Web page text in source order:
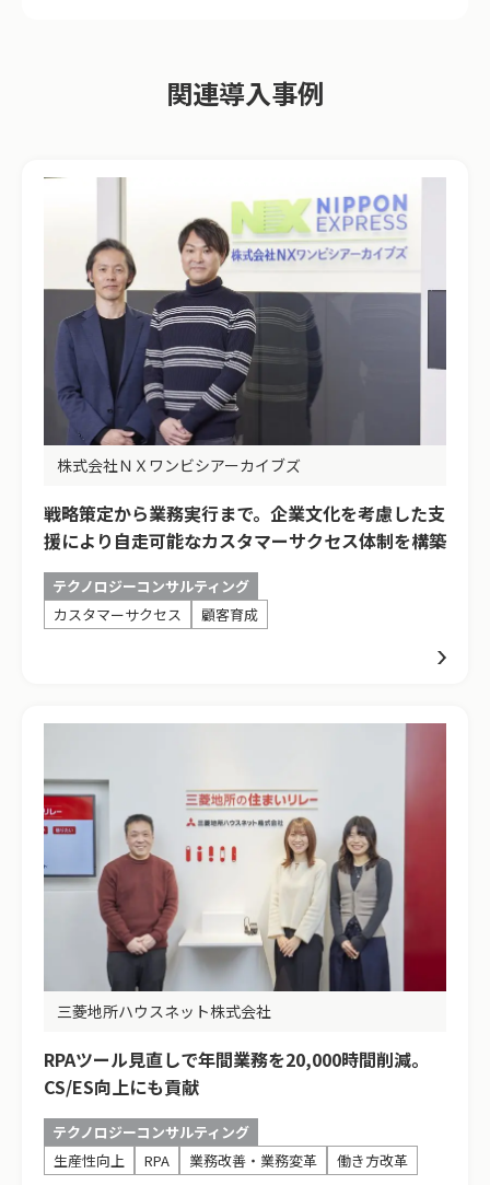
関連導入事例
株式会社ＮＸワンビシアーカイブズ
戦略策定から業務実行まで。企業文化を考慮した支
援により自走可能なカスタマーサクセス体制を構築
テクノロジーコンサルティング
カスタマーサクセス
顧客育成
三菱地所ハウスネット株式会社
RPAツール見直しで年間業務を20,000時間削減。
CS/ES向上にも貢献
テクノロジーコンサルティング
生産性向上
RPA 業務改善・業務変革 働き方改革